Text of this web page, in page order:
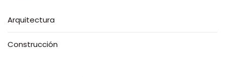
Arquitectura
Construcción